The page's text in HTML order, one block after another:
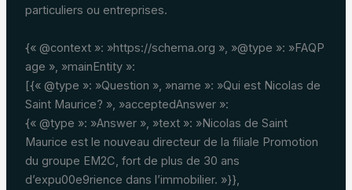
particuliers ou entreprises.
{« @context »: »https://schema.org », »@type »: »FAQP
age », »mainEntity »:
[{« @type »: »Question », »name »: »Qui est Nicolas de
Saint Maurice? », »acceptedAnswer »:
{« @type »: »Answer », »text »: »Nicolas de Saint
Maurice est le nouveau directeur de la filiale Promotion
du groupe EM2C, fort de plus de 30 ans
d’expu00e9rience dans l’immobilier. »}},